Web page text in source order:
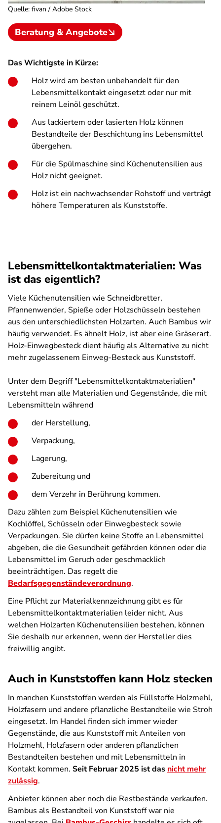
Quelle: fivan / Adobe Stock
Beratung & Angebote
Das Wichtigste in Kürze:
Holz wird am besten unbehandelt für den
Lebensmittelkontakt eingesetzt oder nur mit
reinem Leinöl geschützt.
Aus lackiertem oder lasierten Holz können
Bestandteile der Beschichtung ins Lebensmittel
übergehen.
Für die Spülmaschine sind Küchenutensilien aus
Holz nicht geeignet.
Holz ist ein nachwachsender Rohstoff und verträgt
höhere Temperaturen als Kunststoffe.
Lebensmittelkontaktmaterialien: Was
ist das eigentlich?
Viele Küchenutensilien wie Schneidbretter,
Pfannenwender, Spieße oder Holzschüsseln bestehen
aus den unterschiedlichsten Holzarten. Auch Bambus wir
häufig verwendet. Es ähnelt Holz, ist aber eine Gräserart.
Holz-Einwegbesteck dient häufig als Alternative zu nicht
mehr zugelassenem Einweg-Besteck aus Kunststoff.
Unter dem Begriff "Lebensmittelkontaktmaterialien"
versteht man alle Materialien und Gegenstände, die mit
Lebensmitteln während
der Herstellung,
Verpackung,
Lagerung,
Zubereitung und
dem Verzehr in Berührung kommen.
Dazu zählen zum Beispiel Küchenutensilien wie
Kochlöffel, Schüsseln oder Einwegbesteck sowie
Verpackungen. Sie dürfen keine Stoffe an Lebensmittel
abgeben, die die Gesundheit gefährden können oder die
Lebensmittel im Geruch oder geschmacklich
beeinträchtigen. Das regelt die
Bedarfsgegenständeverordnung.
Eine Pflicht zur Materialkennzeichnung gibt es für
Lebensmittelkontaktmaterialien leider nicht. Aus
welchen Holzarten Küchenutensilien bestehen, können
Sie deshalb nur erkennen, wenn der Hersteller dies
freiwillig angibt.
Auch in Kunststoffen kann Holz stecken
In manchen Kunststoffen werden als Füllstoffe Holzmehl,
Holzfasern und andere pflanzliche Bestandteile wie Stroh
eingesetzt. Im Handel finden sich immer wieder
Gegenstände, die aus Kunststoff mit Anteilen von
Holzmehl, Holzfasern oder anderen pflanzlichen
Bestandteilen bestehen und mit Lebensmitteln in
Kontakt kommen. Seit Februar 2025 ist das nicht mehr
zulässig.
Anbieter können aber noch die Restbestände verkaufen.
Bambus als Bestandteil von Kunststoff war nie